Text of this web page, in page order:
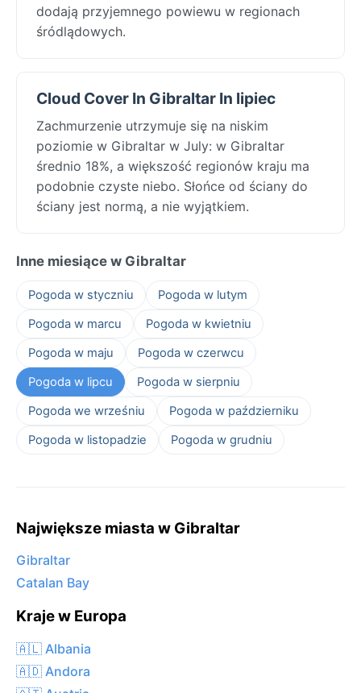
dodają przyjemnego powiewu w regionach
śródlądowych.
Cloud Cover In Gibraltar In lipiec
Zachmurzenie utrzymuje się na niskim
poziomie w Gibraltar w July: w Gibraltar
średnio 18%, a większość regionów kraju ma
podobnie czyste niebo. Słońce od ściany do
ściany jest normą, a nie wyjątkiem.
Inne miesiące w Gibraltar
Pogoda w styczniu
Pogoda w lutym
Pogoda w marcu
Pogoda w kwietniu
Pogoda w maju
Pogoda w czerwcu
Pogoda w lipcu
Pogoda w sierpniu
Pogoda we wrześniu
Pogoda w październiku
Pogoda w listopadzie
Pogoda w grudniu
Największe miasta w Gibraltar
Gibraltar
Catalan Bay
Kraje w Europa
🇦🇱 Albania
🇦🇩 Andora